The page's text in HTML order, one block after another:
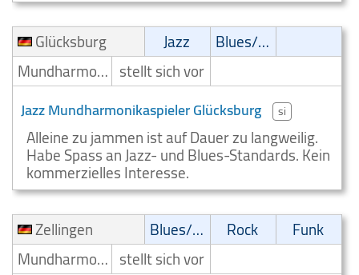
Glücksburg
Jazz
Blues/Swing
Mundharmonikaspieler stellt sich vor
Jazz Mundharmonikaspieler Glücksburg si
Alleine zu jammen ist auf Dauer zu langweilig.
Habe Spass an Jazz- und Blues-Standards. Kein
kommerzielles Interesse.
Zellingen
Blues/Swing Rock
Funk
Mundharmonikaspieler stellt sich vor